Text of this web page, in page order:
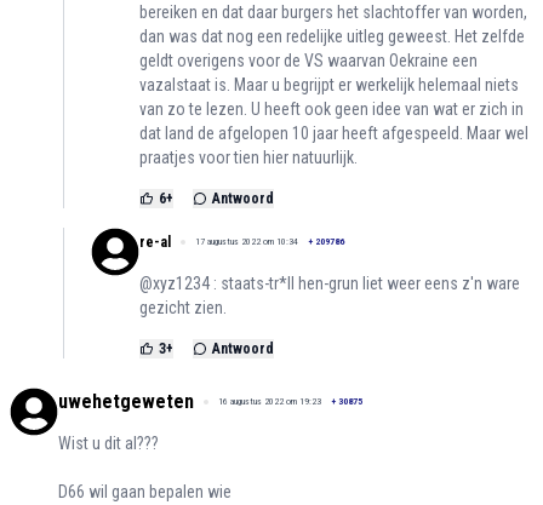
bereiken en dat daar burgers het slachtoffer van worden,
dan was dat nog een redelijke uitleg geweest. Het zelfde
geldt overigens voor de VS waarvan Oekraine een
vazalstaat is. Maar u begrijpt er werkelijk helemaal niets
van zo te lezen. U heeft ook geen idee van wat er zich in
dat land de afgelopen 10 jaar heeft afgespeeld. Maar wel
praatjes voor tien hier natuurlijk.
6+ Antwoord
re-al 17 augustus 2022 om 10:34 + 209786
@xyz1234 : staats-tr*ll hen-grun liet weer eens z'n ware
gezicht zien.
3+ Antwoord
uwehetgeweten 16 augustus 2022 om 19:23 + 30875
Wist u dit al???
D66 wil gaan bepalen wie